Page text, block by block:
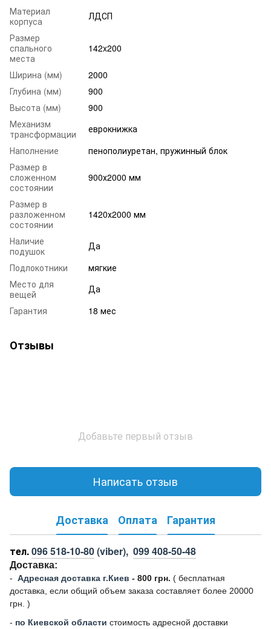
Материал
корпуса
ЛДСП
Размер
спального
места
142x200
Ширина (мм)
2000
Глубина (мм)
900
Высота (мм)
900
Механизм
трансформации
еврокнижка
Наполнение
пенополиуретан, пружинный блок
Размер в
сложенном
состоянии
900х2000 мм
Размер в
разложенном
состоянии
1420х2000 мм
Наличие
подушок
Да
Подлокотники
мягкие
Место для
вещей
Да
Гарантия
18 мес
Отзывы
Добавьте первый отзыв
Написать отзыв
Доставка Оплата Гарантия
тел.096 518-10-80(viber), 099 408-50-48
Доставка:
- Адресная доставка г.Киев - 800 грн. ( бесплатная
доставка, если общий объем заказа составляет более 20000
грн. )
- по Киевской области стоимость адресной доставки